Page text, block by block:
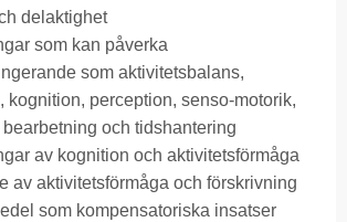
delaktighet
som kan påverka
som aktivitetsbalans,
kognition, perception, senso-motorik,
och tidshantering
av kognition och aktivitetsförmåga
av aktivitetsförmåga och förskrivning
som kompensatoriska insatser